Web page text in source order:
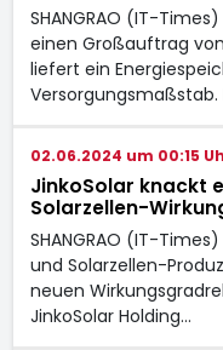
SHANGRAO (IT-
einen Großauftrag
liefert ein
Versorgungsmaßstab.
02.06.2024 um 00:15
JinkoSolar knackt
Solarzellen-
SHANGRAO (IT-
und Solarzellen-
neuen
JinkoSolar Holding…